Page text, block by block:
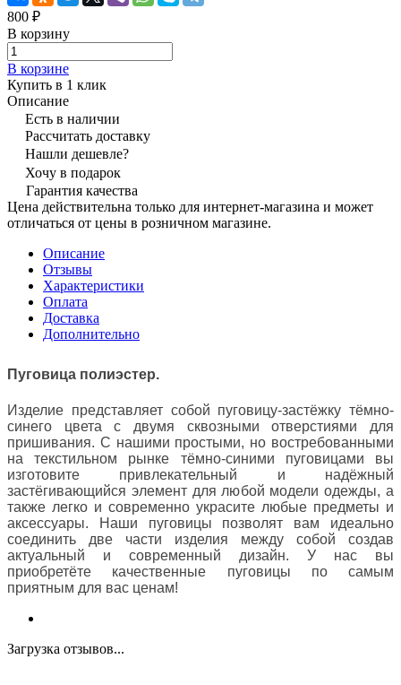
800 ₽
В корзину
В корзине
Купить в 1 клик
Описание
Есть в наличии
Рассчитать доставку
Нашли дешевле?
Хочу в подарок
Гарантия качества
Цена действительна только для интернет-магазина и может
отличаться от цены в розничном магазине.
Описание
Отзывы
Характеристики
Оплата
Доставка
Дополнительно
Пуговица полиэстер.
Изделие представляет собой пуговицу-застёжку тёмно-
синего цветас двумя сквозными отверстиями для
пришивания. С нашими простыми, но востребованными
на текстильном рынке тёмно-синими пуговицами вы
изготовите привлекательный и надёжный
застёгивающийся элемент для любой модели одежды, а
также легко и современно украсите любые предметы и
аксессуары. Наши пуговицы позволят вам идеально
соединить две части изделия между собой создав
актуальный и современный дизайн. У нас вы
приобретёте качественные пуговицы по самым
приятным для вас ценам!
Загрузка отзывов...